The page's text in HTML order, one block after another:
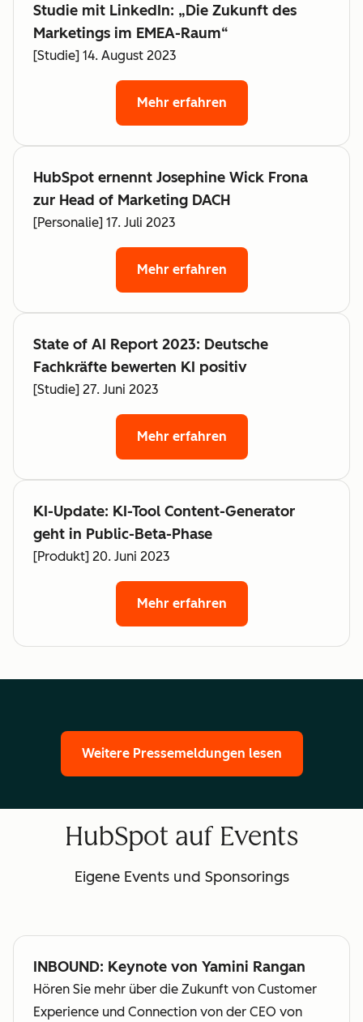
Studie mit LinkedIn: „Die Zukunft des
Marketings im EMEA-Raum“
[Studie] 14. August 2023
Mehr erfahren
HubSpot ernennt Josephine Wick Frona
zur Head of Marketing DACH
[Personalie] 17. Juli 2023
Mehr erfahren
State of AI Report 2023: Deutsche
Fachkräfte bewerten KI positiv
[Studie] 27. Juni 2023
Mehr erfahren
KI-Update: KI-Tool Content-Generator
geht in Public-Beta-Phase
[Produkt] 20. Juni 2023
Mehr erfahren
Weitere Pressemeldungen lesen
HubSpot auf Events
Eigene Events und Sponsorings
INBOUND: Keynote von Yamini Rangan
Hören Sie mehr über die Zukunft von Customer
Experience und Connection von der CEO von